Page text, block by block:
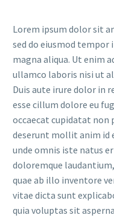
Lorem ipsum dolor sit
sed do eiusmod
magna aliqua. Ut enim
ullamco laboris nisi ut
Duis aute irure dolor in
esse cillum dolore eu
occaecat cupidatat non
deserunt mollit anim id
unde omnis iste natus
doloremque
quae ab illo inventore
vitae dicta sunt
quia voluptas sit